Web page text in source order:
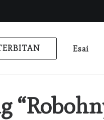
Esai